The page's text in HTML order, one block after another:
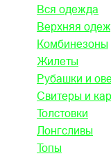
Вся одежда
Верхняя
Комбинезоны
Жилеты
Рубашки и
Свитеры и
Толстовки
Лонгсливы
Топы